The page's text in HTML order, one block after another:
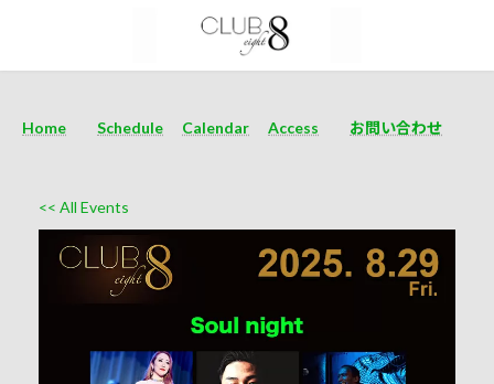
Home Schedule Calendar Access お問い合わせ
<< All Events